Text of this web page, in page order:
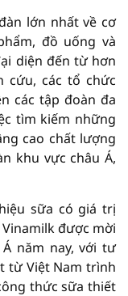
lớn nhất về cơ
đồ uống và
diện đến từ hơn
cứu, các tổ chức
các tập đoàn đa
tìm kiếm những
cao chất lượng
khu vực châu Á,
sữa có giá trị
được mời
năm nay, với tư
từ Việt Nam trình
thức sữa thiết